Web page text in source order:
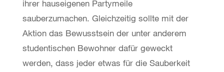
ihrer hauseigenen Partymeile
sauberzumachen. Gleichzeitig sollte mit der
Aktion das Bewusstsein der unter anderem
studentischen Bewohner dafür geweckt
werden, dass jeder etwas für die Sauberkeit